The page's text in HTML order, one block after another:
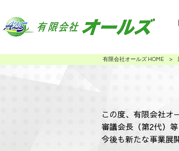
有限会社オールズ HOME >
この度、有限会社オ
審議会長（第2代）
今後も新たな事業展